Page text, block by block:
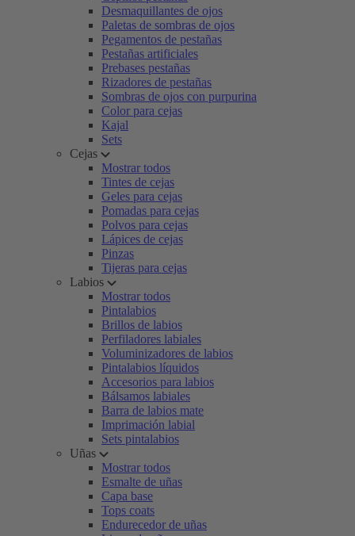
Desmaquillantes de ojos
Paletas de sombras de ojos
Pegamentos de pestañas
Pestañas artificiales
Prebases pestañas
Rizadores de pestañas
Sombras de ojos con purpurina
Color para cejas
Kajal
Sets
Cejas
Mostrar todos
Tintes de cejas
Geles para cejas
Pomadas para cejas
Polvos para cejas
Lápices de cejas
Pinzas
Tijeras para cejas
Labios
Mostrar todos
Pintalabios
Brillos de labios
Perfiladores labiales
Voluminizadores de labios
Pintalabios líquidos
Accesorios para labios
Bálsamos labiales
Barra de labios mate
Imprimación labial
Sets pintalabios
Uñas
Mostrar todos
Esmalte de uñas
Capa base
Tops coats
Endurecedor de uñas